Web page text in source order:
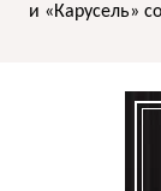
и «Карусель»